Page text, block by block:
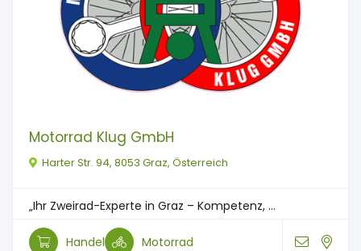
Motorrad Klug GmbH
Harter Str. 94, 8053 Graz, Österreich
„Ihr Zweirad-Experte in Graz – Kompetenz, ...
Handel Motorrad